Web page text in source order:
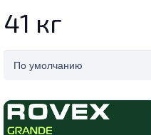
41 кг